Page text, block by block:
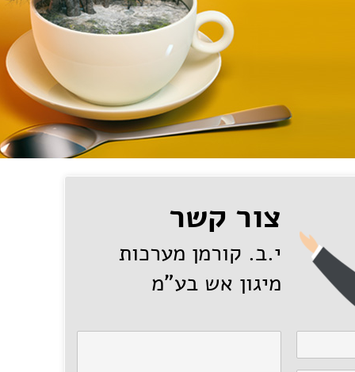
צור קשר
י.ב. קורמן מערכות
מיגון אש בע"מ